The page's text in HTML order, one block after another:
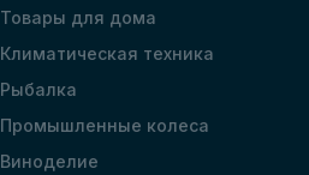
Товары для дома
Климатическая техника
Рыбалка
Промышленные колеса
Виноделие